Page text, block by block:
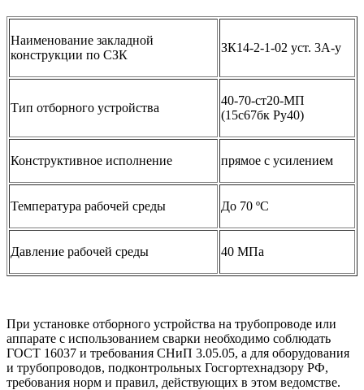
Наименование закладной
конструкции по СЗК
ЗК14-2-1-02 уст. 3А-у
Тип отборного устройства
40-70-ст20-МП
(15с67бк Ру40)
Конструктивное исполнение прямое с усилением
Температура рабочей среды До 70 ºС
Давление рабочей среды 40 МПа
При установке отборного устройства на трубопроводе или
аппарате с использованием сварки необходимо соблюдать
ГОСТ 16037 и требования СНиП 3.05.05, а для оборудования
и трубопроводов, подконтрольных Госгортехнадзору РФ,
требования норм и правил, действующих в этом ведомстве.